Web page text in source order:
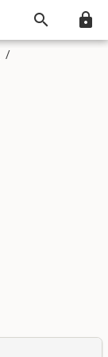
search lock
/